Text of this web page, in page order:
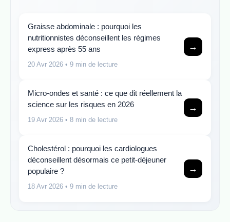
Graisse abdominale : pourquoi les
nutritionnistes déconseillent les régimes
express après 55 ans
20 Avr 2026 • 9 min de lecture
→
Micro-ondes et santé : ce que dit réellement la
science sur les risques en 2026
19 Avr 2026 • 8 min de lecture
→
Cholestérol : pourquoi les cardiologues
déconseillent désormais ce petit-déjeuner
populaire ?
18 Avr 2026 • 9 min de lecture
→